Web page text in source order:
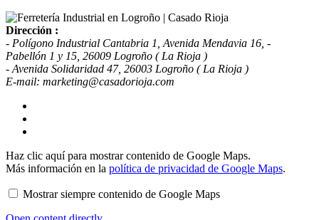
Dirección :
- Polígono Industrial Cantabria 1, Avenida Mendavia 16, -
Pabellón 1 y 15, 26009 Logroño ( La Rioja )
- Avenida Solidaridad 47, 26003 Logroño ( La Rioja )
E-mail: marketing@casadorioja.com
Mostrar
contenido
de
Maps
Haz clic aquí para mostrar contenido de Google Maps.
Más información en la política de privacidad de Google Maps.
Mostrar siempre contenido de Google Maps